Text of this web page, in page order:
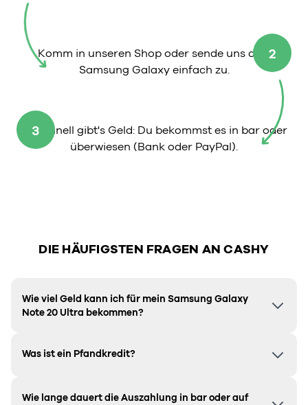
2
Komm in unseren Shop oder sende uns dein
Samsung Galaxy einfach zu.
3
So schnell gibt's Geld: Du bekommst es in bar oder
überwiesen (Bank oder PayPal).
DIE HÄUFIGSTEN FRAGEN AN CASHY
Wie viel Geld kann ich für mein Samsung Galaxy
Note 20 Ultra bekommen?
Was ist ein Pfandkredit?
Wie lange dauert die Auszahlung in bar oder auf